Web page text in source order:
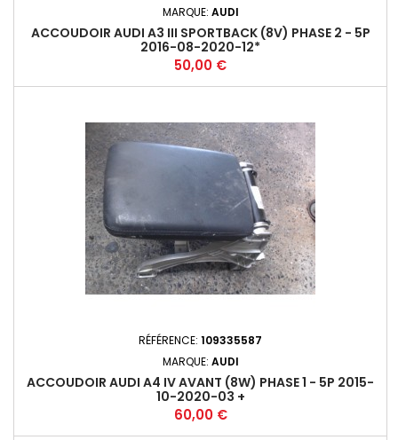
MARQUE: AUDI
ACCOUDOIR AUDI A3 III SPORTBACK (8V) PHASE 2 - 5P
2016-08-2020-12*
Prix
50,00 €
RÉFÉRENCE: 109335587
MARQUE: AUDI
ACCOUDOIR AUDI A4 IV AVANT (8W) PHASE 1 - 5P 2015-
10-2020-03 +
Prix
60,00 €